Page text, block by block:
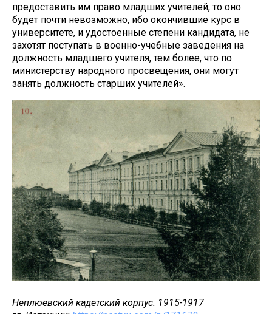
предоставить им право младших учителей, то оно
будет почти невозможно, ибо окончившие курс в
университете, и удостоенные степени кандидата, не
захотят поступать в военно-учебные заведения на
должность младшего учителя, тем более, что по
министерству народного просвещения, они могут
занять должность старших учителей».
Неплюевский кадетский корпус. 1915-1917